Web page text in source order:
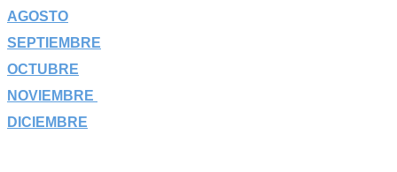
AGOSTO
SEPTIEMBRE
OCTUBRE
NOVIEMBRE
DICIEMBRE